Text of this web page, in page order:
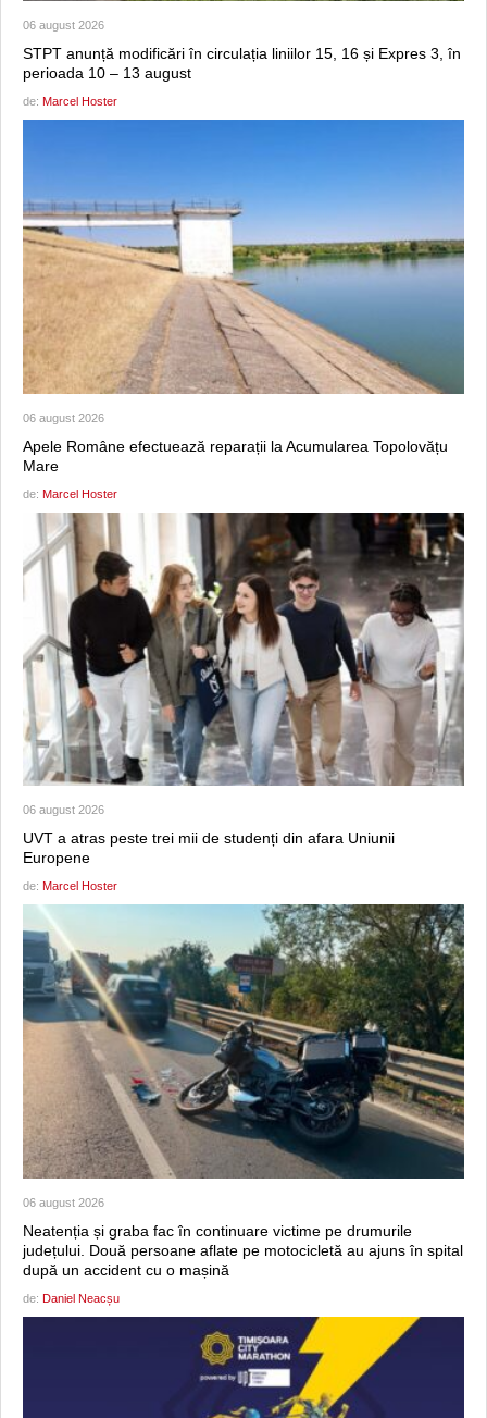
06 august 2026
STPT anunță modificări în circulația liniilor 15, 16 și Expres 3, în
perioada 10 – 13 august
de: Marcel Hoster
06 august 2026
Apele Române efectuează reparații la Acumularea Topolovățu
Mare
de: Marcel Hoster
06 august 2026
UVT a atras peste trei mii de studenți din afara Uniunii
Europene
de: Marcel Hoster
06 august 2026
Neatenția și graba fac în continuare victime pe drumurile
județului. Două persoane aflate pe motocicletă au ajuns în spital
după un accident cu o mașină
de: Daniel Neacșu